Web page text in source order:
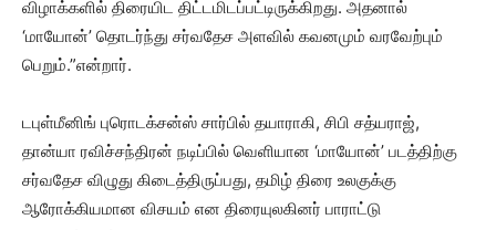
விழாக்களில் திரையிட திட்டமிடப்பட்டிருக்கிறது. அதனால்
‘மாயோன்’ தொடர்ந்து சர்வதேச அளவில் கவனமும் வரவேற்பும்
பெறும்.”என்றார்.
டபுள்மீனிங் புரொடக்சன்ஸ் சார்பில் தயாராகி, சிபி சத்யராஜ்,
தான்யா ரவிச்சந்திரன் நடிப்பில் வெளியான ‘மாயோன்’ படத்திற்கு
சர்வதேச விழுது கிடைத்திருப்பது, தமிழ் திரை உலகுக்கு
ஆரோக்கியமான விசயம் என திரையுலகினர் பாராட்டு